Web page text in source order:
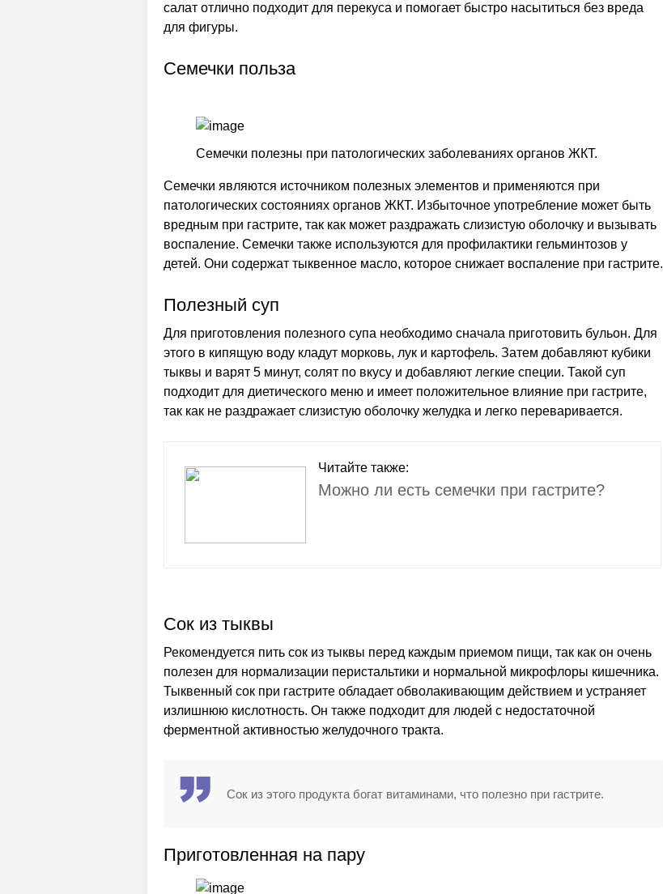
салат отлично подходит для перекуса и помогает быстро насытиться без вреда
для фигуры.
Семечки польза
Семечки полезны при патологических заболеваниях органов ЖКТ.
Семечки являются источником полезных элементов и применяются при
патологических состояниях органов ЖКТ. Избыточное употребление может быть
вредным при гастрите, так как может раздражать слизистую оболочку и вызывать
воспаление. Семечки также используются для профилактики гельминтозов у
детей. Они содержат тыквенное масло, которое снижает воспаление при гастрите.
Полезный суп
Для приготовления полезного супа необходимо сначала приготовить бульон. Для
этого в кипящую воду кладут морковь, лук и картофель. Затем добавляют кубики
тыквы и варят 5 минут, солят по вкусу и добавляют легкие специи. Такой суп
подходит для диетического меню и имеет положительное влияние при гастрите,
так как не раздражает слизистую оболочку желудка и легко переваривается.
Читайте также:
Можно ли есть семечки при гастрите?
Сок из тыквы
Рекомендуется пить сок из тыквы перед каждым приемом пищи, так как он очень
полезен для нормализации перистальтики и нормальной микрофлоры кишечника.
Тыквенный сок при гастрите обладает обволакивающим действием и устраняет
излишнюю кислотность. Он также подходит для людей с недостаточной
ферментной активностью желудочного тракта.
Сок из этого продукта богат витаминами, что полезно при гастрите.
Приготовленная на пару